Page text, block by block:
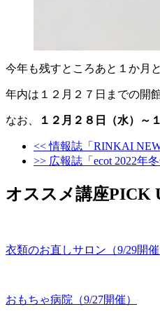
今年も残すところあと１か月
年内は１２月２７日までの開
なお、 １２月２８日（水）～
<< 情報誌「RINKAI
>> 広報誌「ecot 2022年
オススメ講座PICK
衣類のお直しサロン（9/29開催
おもちゃ病院（9/27開催）